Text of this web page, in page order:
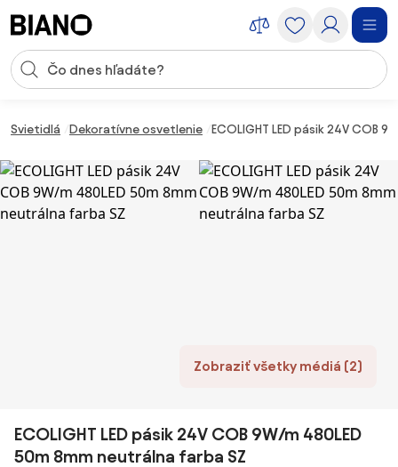
Vstup pre vyhľadávanie
Svietidlá Dekoratívne osvetlenie ECOLIGHT LED pásik 24V COB
Zobraziť všetky médiá (2)
ECOLIGHT LED pásik 24V COB 9W/m 480LED
50m 8mm neutrálna farba SZ